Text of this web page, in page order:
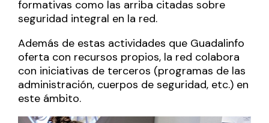
formativas como las arriba citadas sobre
seguridad integral en la red.
Además de estas actividades que Guadalinfo
oferta con recursos propios, la red colabora
con iniciativas de terceros (programas de las
administración, cuerpos de seguridad, etc.) en
este ámbito.